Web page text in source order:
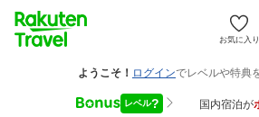
お気に入り